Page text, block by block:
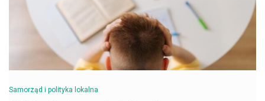
Samorząd i polityka lokalna